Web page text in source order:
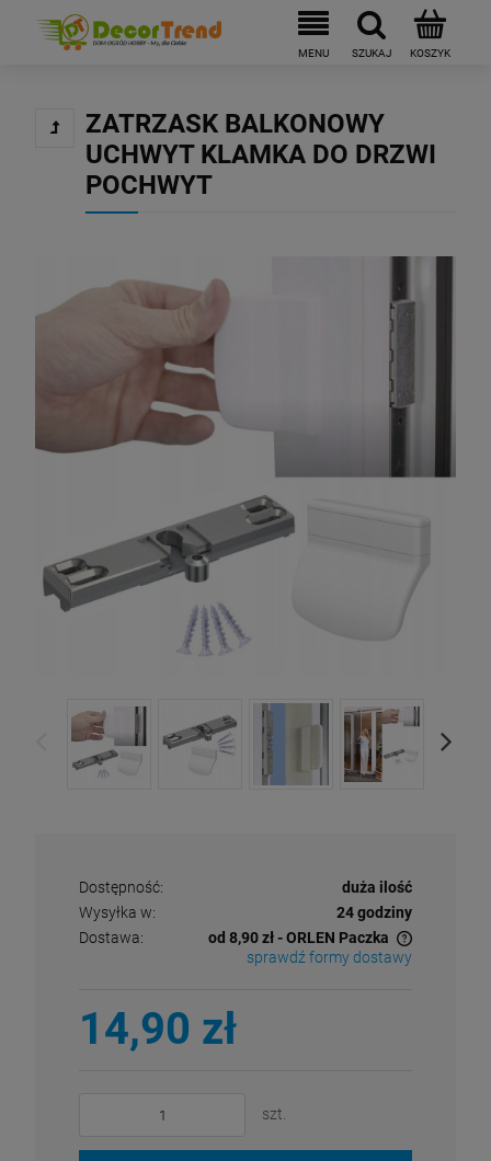
ZATRZASK BALKONOWY
UCHWYT KLAMKA DO DRZWI
POCHWYT
Dostępność:
duża ilość
Wysyłka w:
24 godziny
Dostawa:
od 8,90 zł- ORLEN Paczka
Cena nie zawiera ewentualnych kosztów płatności
sprawdź formy dostawy
14,90 zł
szt.